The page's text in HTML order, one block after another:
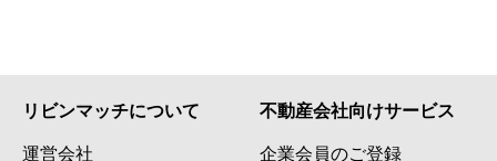
リビンマッチについて
運営会社
不動産会社向けサービス
企業会員のご登録